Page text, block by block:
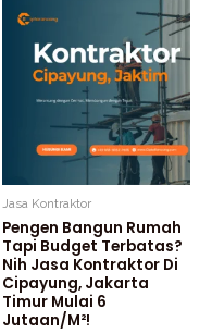
Jasa Kontraktor
Pengen Bangun Rumah
Tapi Budget Terbatas?
Nih Jasa Kontraktor Di
Cipayung, Jakarta
Timur Mulai 6
Jutaan/m²!